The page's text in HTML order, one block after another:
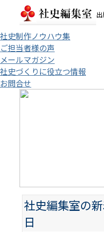
社史制作ノウハウ集
ご担当者様の声
メールマガジン
社史づくりに役立つ情報
お問合せ
社史編集室の
日